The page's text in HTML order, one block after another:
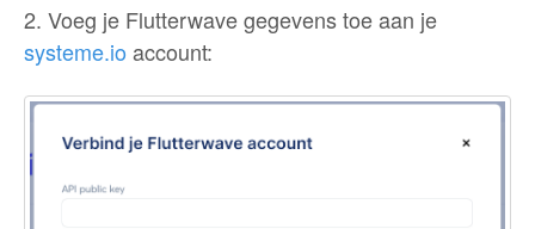
2. Voeg je Flutterwave gegevens toe aan je
systeme.io account: